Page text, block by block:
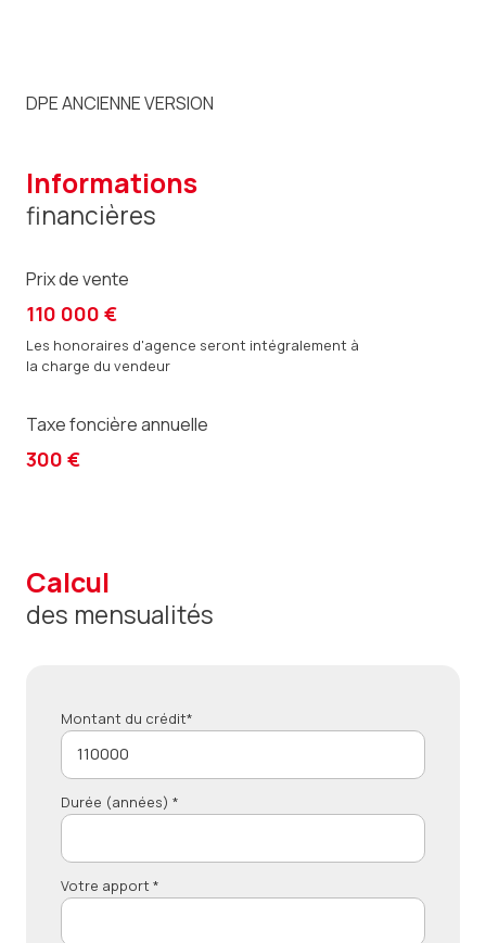
DPE ANCIENNE VERSION
informations
financières
Prix de vente
110 000 €
Les honoraires d'agence seront intégralement à
la charge du vendeur
Taxe foncière annuelle
300 €
calcul
des mensualités
Montant du crédit*
Durée (années) *
Votre apport *